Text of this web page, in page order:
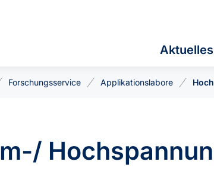
Aktuelles
Forschungsservice Applikationslabore